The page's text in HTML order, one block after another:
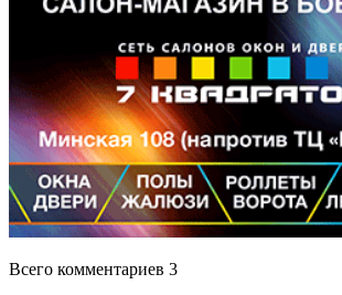
Всего комментариев 3